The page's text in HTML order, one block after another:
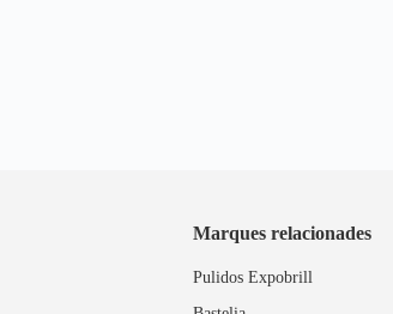
Marques relacionades
Pulidos Expobrill